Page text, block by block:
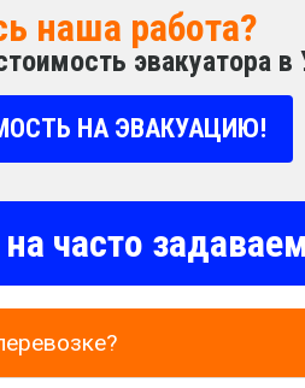
наша работа?
эвакуатора в
НА ЭВАКУАЦИЮ!
часто